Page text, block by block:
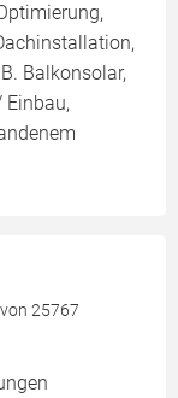
Balkonsolar,
Einbau,
25767